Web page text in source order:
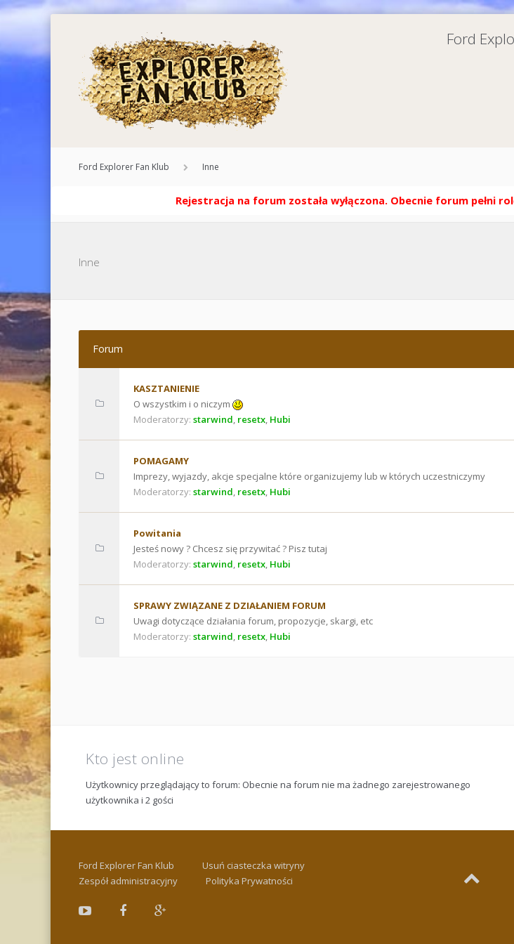
Ford
Ford Explorer Fan Klub Inne
Rejestracja na forum została wyłączona. Obecnie forum pełni
Inne
Forum
KASZTANIENIE
O wszystkim i o niczym
Moderatorzy: starwind, resetx, Hubi
POMAGAMY
Imprezy, wyjazdy, akcje specjalne które organizujemy lub w których uczestniczymy
Moderatorzy: starwind, resetx, Hubi
Powitania
Jesteś nowy ? Chcesz się przywitać ? Pisz tutaj
Moderatorzy: starwind, resetx, Hubi
SPRAWY ZWIĄZANE Z DZIAŁANIEM FORUM
Uwagi dotyczące działania forum, propozycje, skargi, etc
Moderatorzy: starwind, resetx, Hubi
Kto jest online
Użytkownicy przeglądający to forum: Obecnie na forum nie ma żadnego zarejestrowanego
użytkownika i 2 gości
Ford Explorer Fan Klub
Usuń ciasteczka witryny
Zespół administracyjny
Polityka Prywatności